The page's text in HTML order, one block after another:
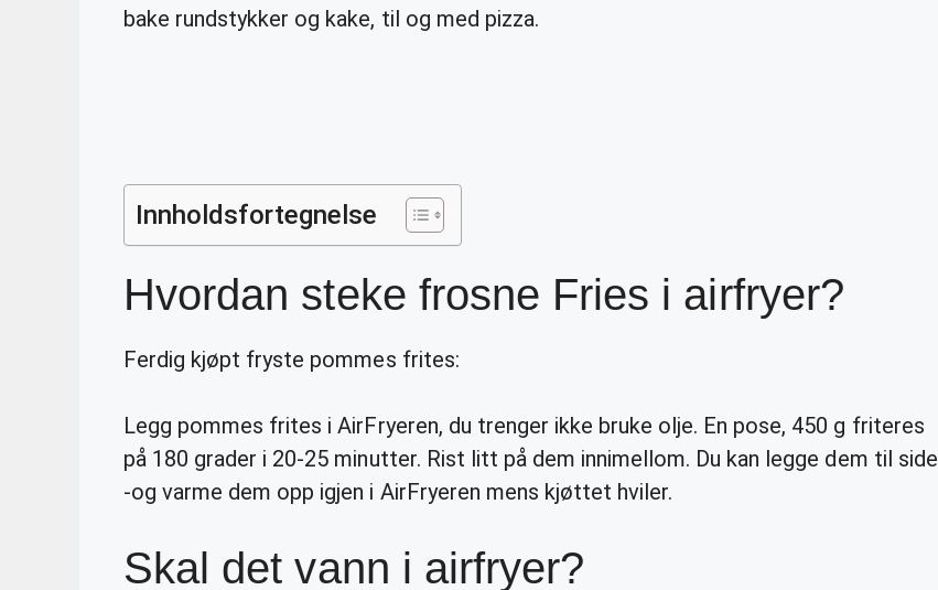
bake rundstykker og kake, til og med pizza.
Innholdsfortegnelse
Hvordan steke frosne Fries i airfryer?
Ferdig kjøpt fryste pommes frites:
Legg pommes frites i AirFryeren, du trenger ikke bruke olje. En pose, 450 g friteres
på 180 grader i 20-25 minutter. Rist litt på dem innimellom. Du kan legge dem til side
-og varme dem opp igjen i AirFryeren mens kjøttet hviler.
Skal det vann i airfryer?